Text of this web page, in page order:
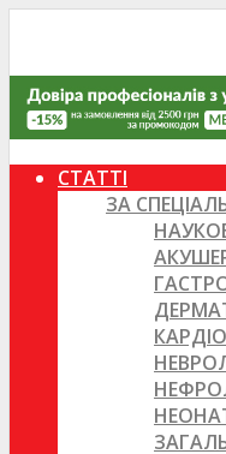
СТАТТІ
ЗА